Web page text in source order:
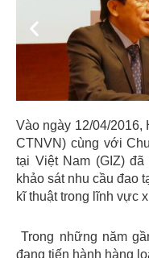
Previous
Vào ngày 12/04/2016,
CTNVN) cùng với
tại Việt Nam (GIZ)
khảo sát nhu cầu đao
kĩ thuật trong lĩnh vực
Trong những năm
đang tiến hành hàng